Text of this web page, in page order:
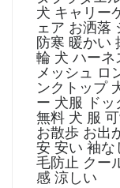
犬 キャリー
ェア お洒落
防寒 暖かい
輪 犬 ハーネ
メッシュ ロ
ンクトップ
ー 犬服 ド
無料 犬 服
お散歩 お出
安 安い 袖
毛防止 クー
感 涼しい